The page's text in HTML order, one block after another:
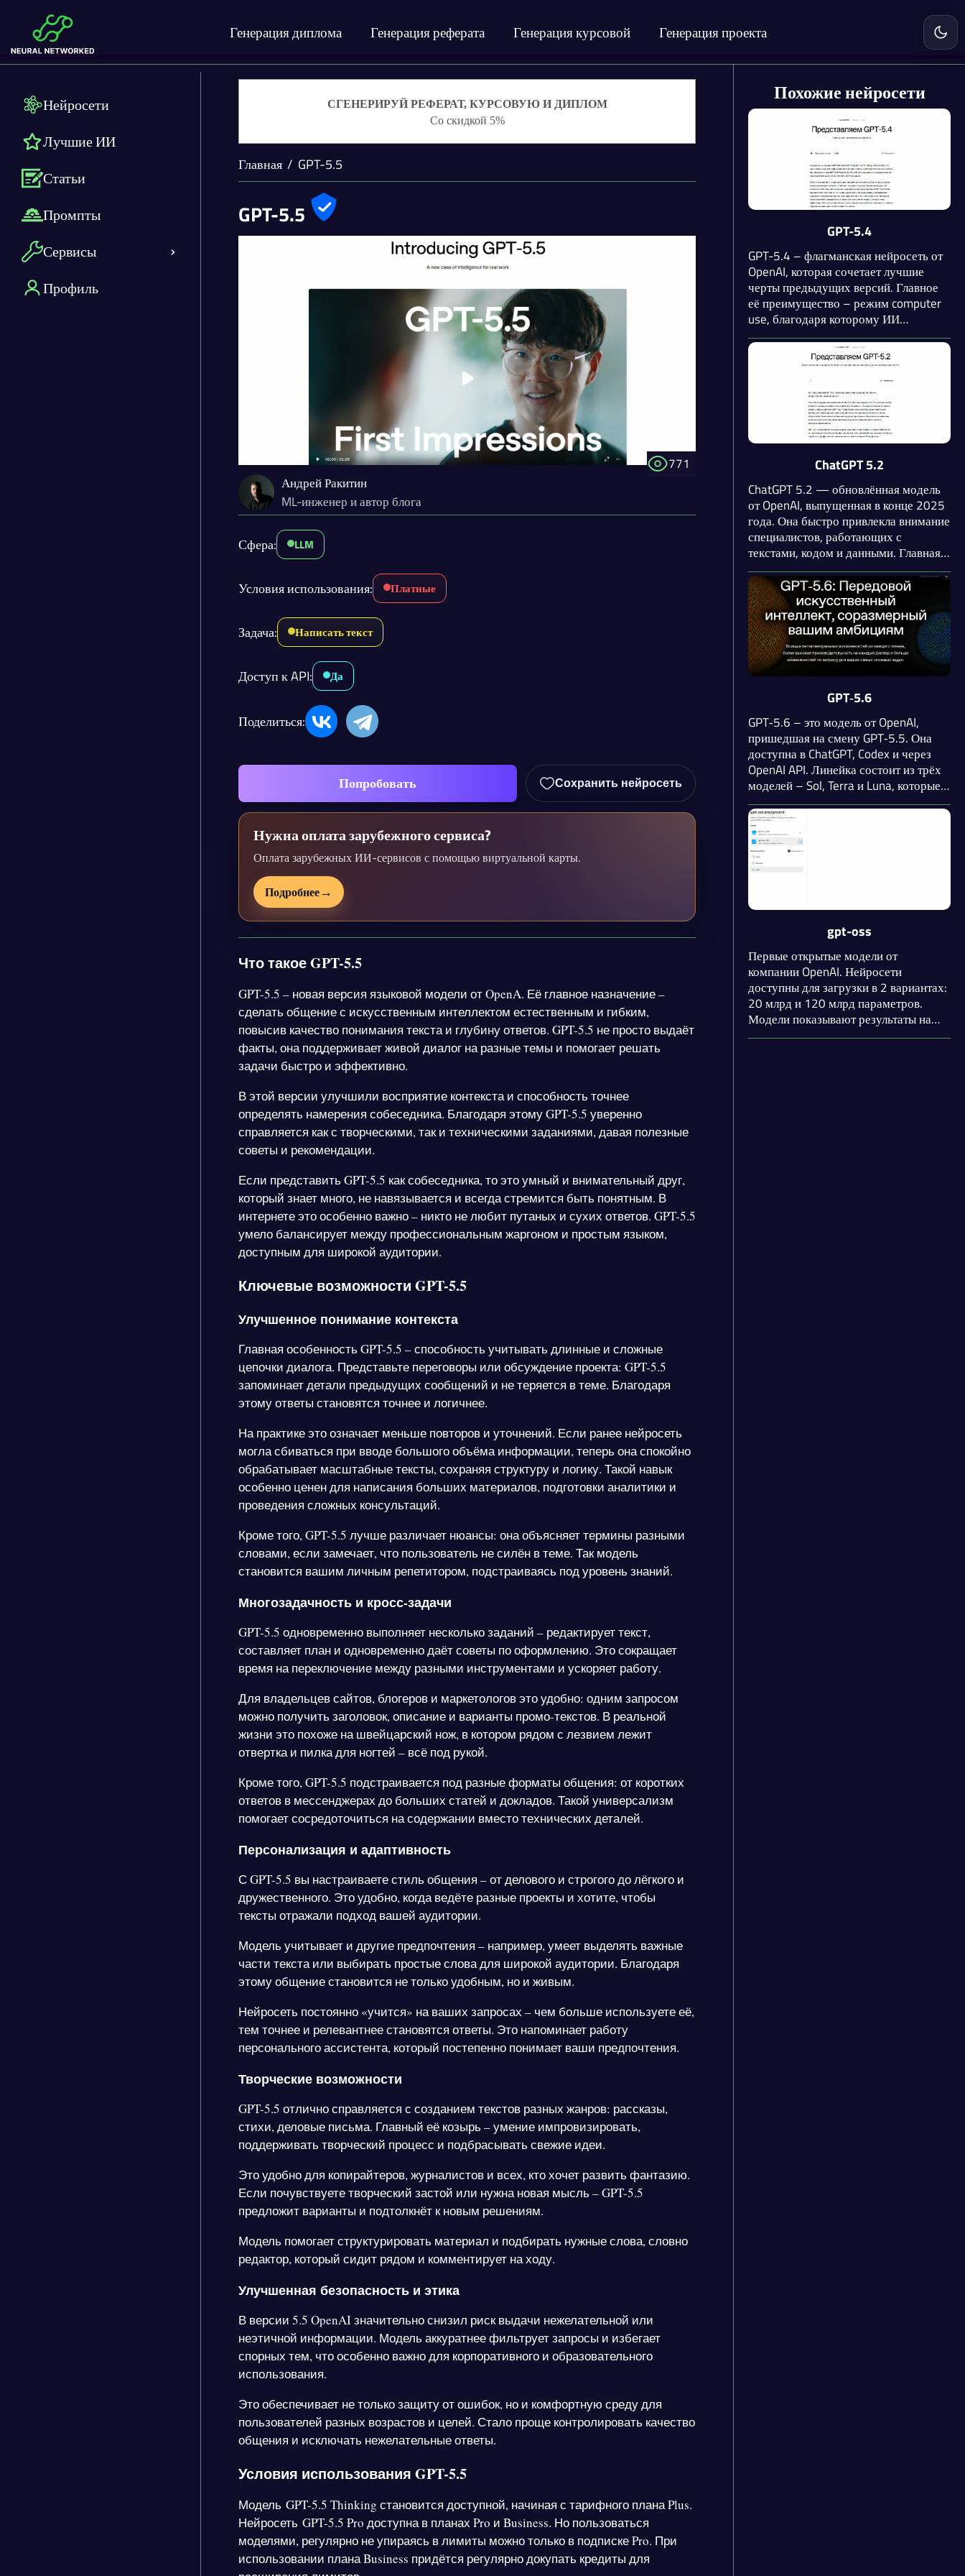
Генерация диплома Генерация реферата Генерация курсовой Генерация проекта
Нейросети
Лучшие ИИ
Статьи
Промпты
Сервисы
Профиль
СГЕНЕРИРУЙ РЕФЕРАТ, КУРСОВУЮ И ДИПЛОМ
Со скидкой 5%
Главная GPT-5.5
GPT-5.5
771
Андрей Ракитин
ML-инженер и автор блога
Сфера: LLM
Условия использования: Платные
Задача: Написать текст
Доступ к API: Да
Поделиться:
Попробовать Сохранить нейросеть
Нужна оплата зарубежного сервиса?
Оплата зарубежных ИИ-сервисов с помощью виртуальной карты.
Подробнее→
Что такое GPT-5.5
GPT-5.5 – новая версия языковой модели от OpenA. Её главное назначение –
сделать общение с искусственным интеллектом естественным и гибким,
повысив качество понимания текста и глубину ответов. GPT-5.5 не просто выдаёт
факты, она поддерживает живой диалог на разные темы и помогает решать
задачи быстро и эффективно.
В этой версии улучшили восприятие контекста и способность точнее
определять намерения собеседника. Благодаря этому GPT-5.5 уверенно
справляется как с творческими, так и техническими заданиями, давая полезные
советы и рекомендации.
Если представить GPT-5.5 как собеседника, то это умный и внимательный друг,
который знает много, не навязывается и всегда стремится быть понятным. В
интернете это особенно важно – никто не любит путаных и сухих ответов. GPT-5.5
умело балансирует между профессиональным жаргоном и простым языком,
доступным для широкой аудитории.
Ключевые возможности GPT-5.5
Улучшенное понимание контекста
Главная особенность GPT-5.5 – способность учитывать длинные и сложные
цепочки диалога. Представьте переговоры или обсуждение проекта: GPT-5.5
запоминает детали предыдущих сообщений и не теряется в теме. Благодаря
этому ответы становятся точнее и логичнее.
На практике это означает меньше повторов и уточнений. Если ранее нейросеть
могла сбиваться при вводе большого объёма информации, теперь она спокойно
обрабатывает масштабные тексты, сохраняя структуру и логику. Такой навык
особенно ценен для написания больших материалов, подготовки аналитики и
проведения сложных консультаций.
Кроме того, GPT-5.5 лучше различает нюансы: она объясняет термины разными
словами, если замечает, что пользователь не силён в теме. Так модель
становится вашим личным репетитором, подстраиваясь под уровень знаний.
Многозадачность и кросс-задачи
GPT-5.5 одновременно выполняет несколько заданий – редактирует текст,
составляет план и одновременно даёт советы по оформлению. Это сокращает
время на переключение между разными инструментами и ускоряет работу.
Для владельцев сайтов, блогеров и маркетологов это удобно: одним запросом
можно получить заголовок, описание и варианты промо-текстов. В реальной
жизни это похоже на швейцарский нож, в котором рядом с лезвием лежит
отвертка и пилка для ногтей – всё под рукой.
Кроме того, GPT-5.5 подстраивается под разные форматы общения: от коротких
ответов в мессенджерах до больших статей и докладов. Такой универсализм
помогает сосредоточиться на содержании вместо технических деталей.
Персонализация и адаптивность
С GPT-5.5 вы настраиваете стиль общения – от делового и строгого до лёгкого и
дружественного. Это удобно, когда ведёте разные проекты и хотите, чтобы
тексты отражали подход вашей аудитории.
Модель учитывает и другие предпочтения – например, умеет выделять важные
части текста или выбирать простые слова для широкой аудитории. Благодаря
этому общение становится не только удобным, но и живым.
Нейросеть постоянно «учится» на ваших запросах – чем больше используете её,
тем точнее и релевантнее становятся ответы. Это напоминает работу
персонального ассистента, который постепенно понимает ваши предпочтения.
Творческие возможности
GPT-5.5 отлично справляется с созданием текстов разных жанров: рассказы,
стихи, деловые письма. Главный её козырь – умение импровизировать,
поддерживать творческий процесс и подбрасывать свежие идеи.
Это удобно для копирайтеров, журналистов и всех, кто хочет развить фантазию.
Если почувствуете творческий застой или нужна новая мысль – GPT-5.5
предложит варианты и подтолкнёт к новым решениям.
Модель помогает структурировать материал и подбирать нужные слова, словно
редактор, который сидит рядом и комментирует на ходу.
Улучшенная безопасность и этика
В версии 5.5 OpenAI значительно снизил риск выдачи нежелательной или
неэтичной информации. Модель аккуратнее фильтрует запросы и избегает
спорных тем, что особенно важно для корпоративного и образовательного
использования.
Это обеспечивает не только защиту от ошибок, но и комфортную среду для
пользователей разных возрастов и целей. Стало проще контролировать качество
общения и исключать нежелательные ответы.
Условия использования GPT-5.5
Модель GPT-5.5 Thinking становится доступной, начиная с тарифного плана Plus.
Нейросеть GPT-5.5 Pro доступна в планах Pro и Business. Но пользоваться
моделями, регулярно не упираясь в лимиты можно только в подписке Pro. При
использовании плана Business придётся регулярно докупать кредиты для
Похожие нейросети
GPT-5.4
GPT-5.4 – флагманская нейросеть от
OpenAI, которая сочетает лучшие
черты предыдущих версий. Главное
её преимущество – режим computer
use, благодаря которому ИИ
действует как автономный агент:
читает скриншоты, нажимает кнопки
и заполняет формы, управляя
программами напрямую.
ChatGPT 5.2
ChatGPT 5.2 — обновлённая модель
от OpenAI, выпущенная в конце 2025
года. Она быстро привлекла внимание
специалистов, работающих с
текстами, кодом и данными. Главная
её особенность — способность
удерживать в памяти большой объём
контекста беседы, не упуская важные
детали даже после сотен сообщений.
GPT‑5.6
GPT‑5.6 – это модель от OpenAI,
пришедшая на смену GPT‑5.5. Она
доступна в ChatGPT, Codex и через
OpenAI API. Линейка состоит из трёх
моделей – Sol, Terra и Luna, которые
различаются балансом скорости,
цены и возможностей. Сервис создан
для решения сложных
профессиональных задач с меньшими
затратами вычислений и
счёт чего запрос обходится дешевле
при сопоставимом или более высоком
качестве результата. Используется
для программирования,
кибербезопасности, научных
исследований и работы с
документами.
gpt-oss
Первые открытые модели от
компании OpenAI. Нейросети
доступны для загрузки в 2 вариантах:
20 млрд и 120 млрд параметров.
Модели показывают результаты на
бенчмарках по математики и